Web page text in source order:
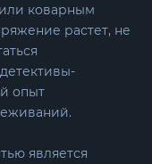
коварным
растет, не
опыт
является